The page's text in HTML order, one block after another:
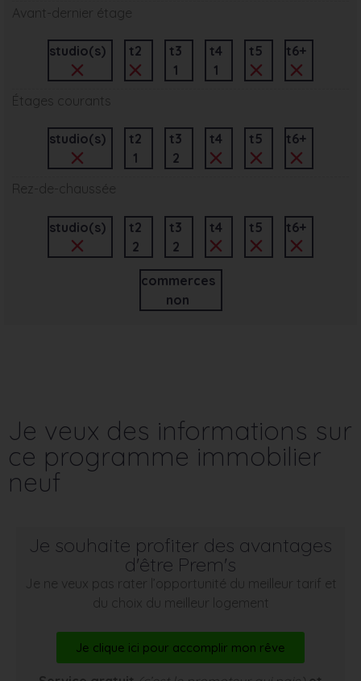
Avant-dernier étage
studio(s) t2
t3
1
t4
1
t5 t6+
Étages courants
studio(s)
t2
1
t3
2
t4 t5 t6+
Rez-de-chaussée
studio(s)
t2
2
t3
2
t4 t5 t6+
commerces
non
Je veux des informations sur
ce programme immobilier
neuf
Je souhaite profiter des avantages
d'être Prem's
Je ne veux pas rater l’opportunité du meilleur tarif et
du choix du meilleur logement
Je clique ici pour accomplir mon rêve